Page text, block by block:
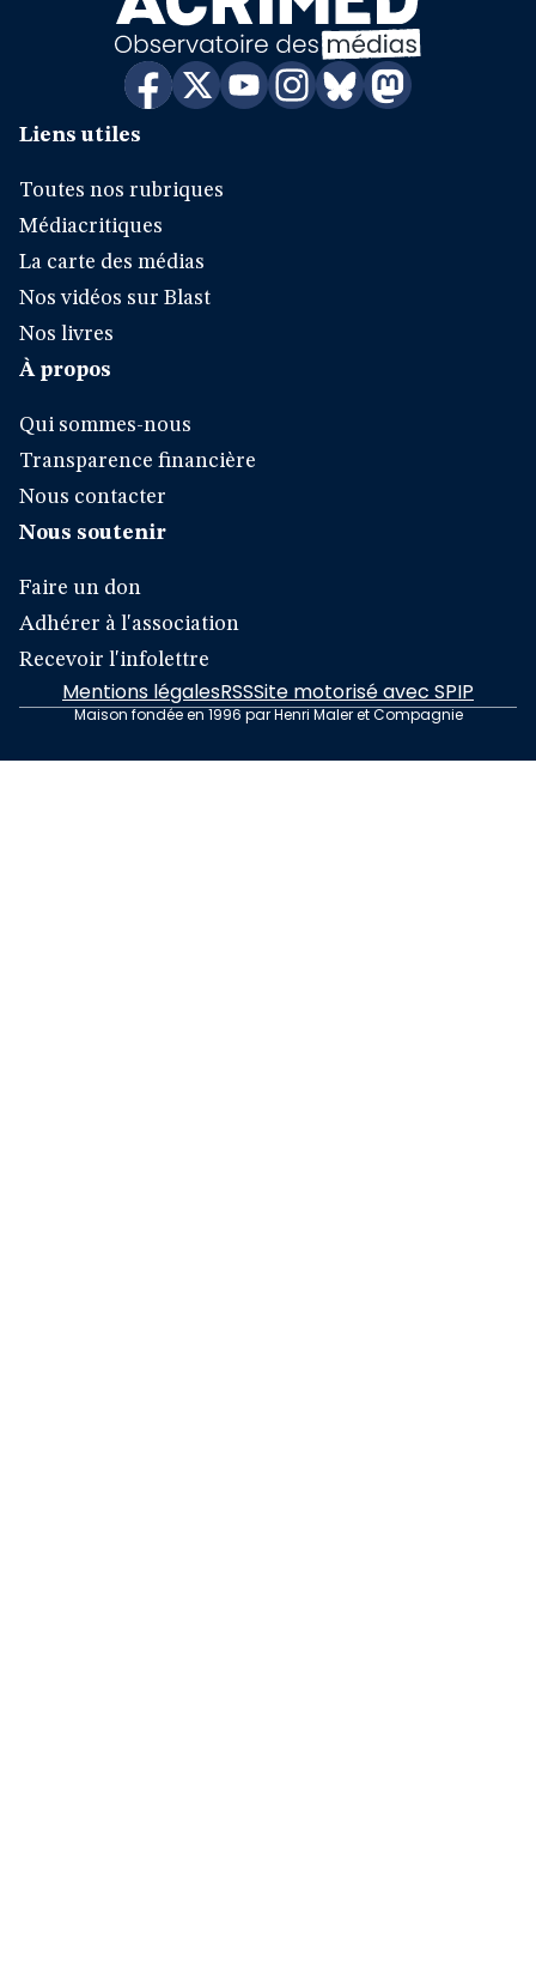
Liens utiles
Toutes nos rubriques
Médiacritiques
La carte des médias
Nos vidéos sur Blast
Nos livres
À propos
Qui sommes-nous
Transparence financière
Nous contacter
Nous soutenir
Faire un don
Adhérer à l'association
Recevoir l'infolettre
Mentions légalesRSSSite motorisé avec SPIP
Maison fondée en 1996 par Henri Maler et Compagnie